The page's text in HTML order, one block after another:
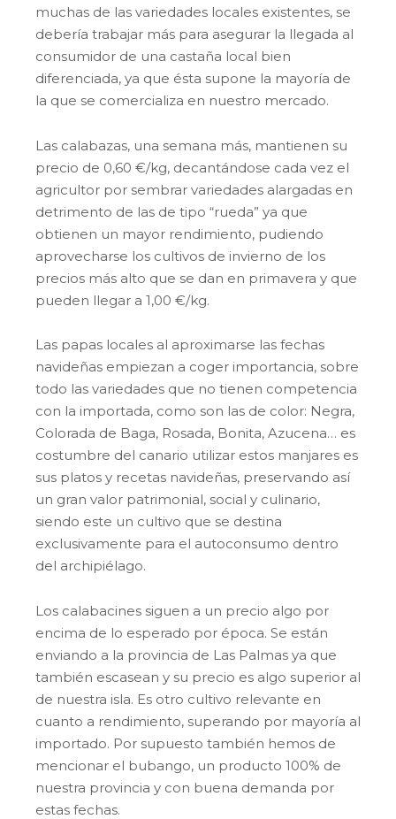
muchas de las variedades locales existentes, se
debería trabajar más para asegurar la llegada al
consumidor de una castaña local bien
diferenciada, ya que ésta supone la mayoría de
la que se comercializa en nuestro mercado.
Las calabazas, una semana más, mantienen su
precio de 0,60 €/kg, decantándose cada vez el
agricultor por sembrar variedades alargadas en
detrimento de las de tipo “rueda” ya que
obtienen un mayor rendimiento, pudiendo
aprovecharse los cultivos de invierno de los
precios más alto que se dan en primavera y que
pueden llegar a 1,00 €/kg.
Las papas locales al aproximarse las fechas
navideñas empiezan a coger importancia, sobre
todo las variedades que no tienen competencia
con la importada, como son las de color: Negra,
Colorada de Baga, Rosada, Bonita, Azucena… es
costumbre del canario utilizar estos manjares es
sus platos y recetas navideñas, preservando así
un gran valor patrimonial, social y culinario,
siendo este un cultivo que se destina
exclusivamente para el autoconsumo dentro
del archipiélago.
Los calabacines siguen a un precio algo por
encima de lo esperado por época. Se están
enviando a la provincia de Las Palmas ya que
también escasean y su precio es algo superior al
de nuestra isla. Es otro cultivo relevante en
cuanto a rendimiento, superando por mayoría al
importado. Por supuesto también hemos de
mencionar el bubango, un producto 100% de
nuestra provincia y con buena demanda por
estas fechas.